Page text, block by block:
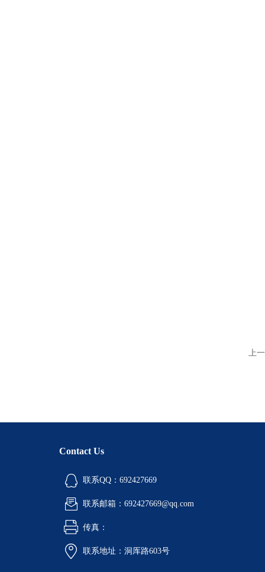
上
Contact Us
联系QQ：692427669
联系邮箱：692427669@qq.com
传真：
联系地址：洞厍路603号